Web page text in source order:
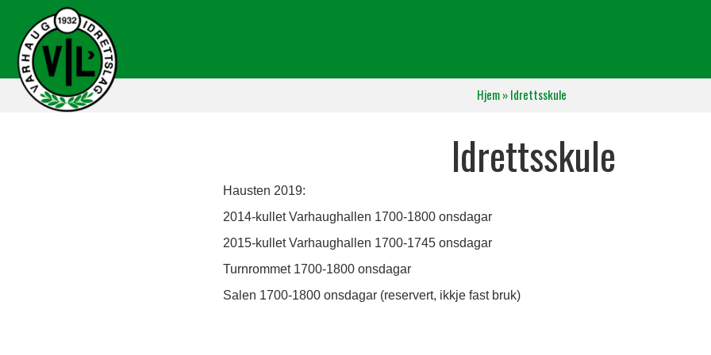
Hjem»Idrettsskule
Idrettsskule
Hausten 2019:
2014-kullet Varhaughallen 1700-1800 onsdagar
2015-kullet Varhaughallen 1700-1745 onsdagar
Turnrommet 1700-1800 onsdagar
Salen 1700-1800 onsdagar (reservert, ikkje fast bruk)